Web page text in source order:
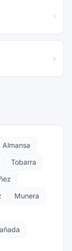
Almansa
Tobarra
Munera